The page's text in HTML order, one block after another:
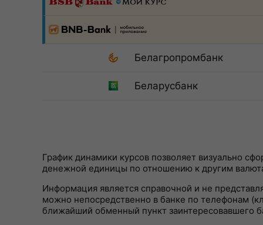
Белагропромбанк
Беларусбанк
График динамики курсов позволяет визуально
денежной единицы по отношению к другим
Информация является справочной и не
можно непосредственно в банке по телефонам
ближайший обменный пункт заинтересовавшего